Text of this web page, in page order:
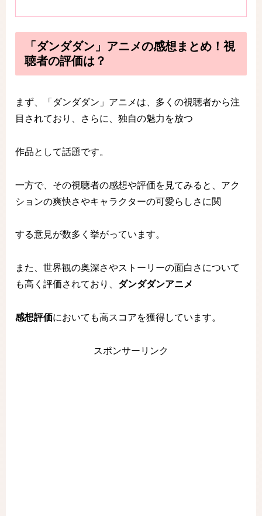
「ダンダダン」アニメの感想まとめ！視
聴者の評価は？
まず、「ダンダダン」アニメは、多くの視聴者から注
目されており、さらに、独自の魅力を放つ
作品として話題です。
一方で、その視聴者の感想や評価を見てみると、アク
ションの爽快さやキャラクターの可愛らしさに関
する意見が数多く挙がっています。
また、世界観の奥深さやストーリーの面白さについて
も高く評価されており、 ダンダダンアニメ
感想評価においても高スコアを獲得しています。
スポンサーリンク